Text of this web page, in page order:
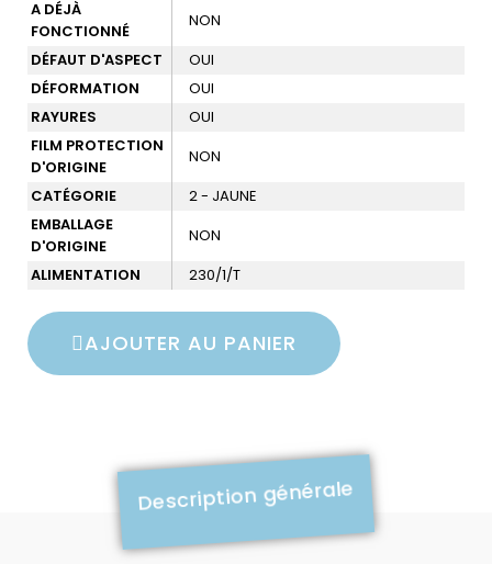
A DÉJÀ
FONCTIONNÉ
NON
DÉFAUT D'ASPECT
OUI
DÉFORMATION
OUI
RAYURES
OUI
FILM PROTECTION
D'ORIGINE
NON
CATÉGORIE
2 - JAUNE
EMBALLAGE
D'ORIGINE
NON
ALIMENTATION
230/1/T
AJOUTER AU PANIER
Description générale